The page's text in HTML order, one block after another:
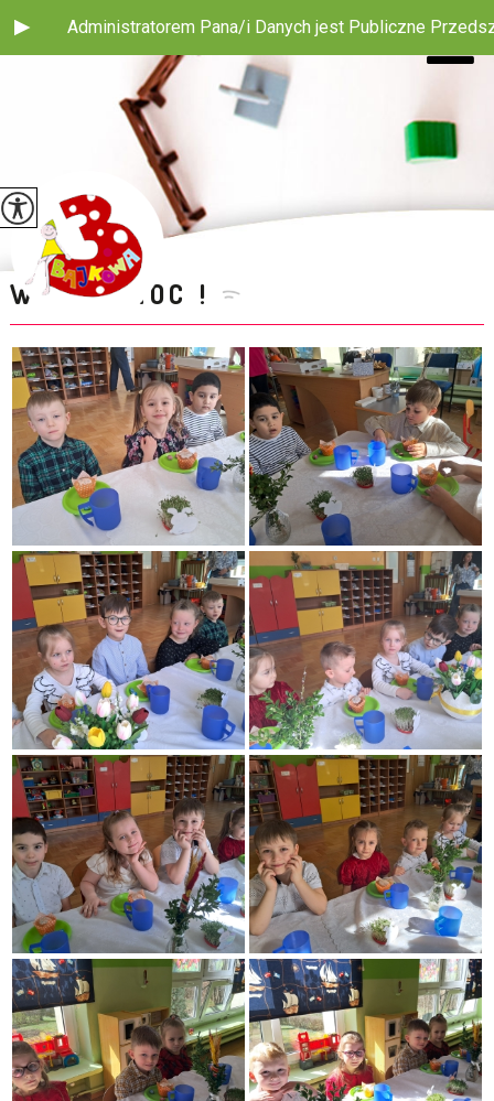
Pana/i Danych jest Publiczne Przedszkole nr 3 z
WIELKANOC !